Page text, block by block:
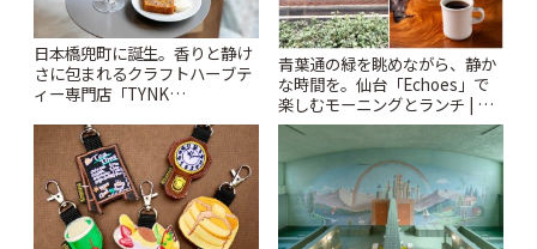
日本橋兜町に誕生。香りと静け
さに包まれるクラフトハーブテ
ィー専門店「TYNK
青葉通の緑を眺めながら、静か
な時間を。仙台「Echoes」で
楽しむモーニングとランチ | こ
とりっぷ